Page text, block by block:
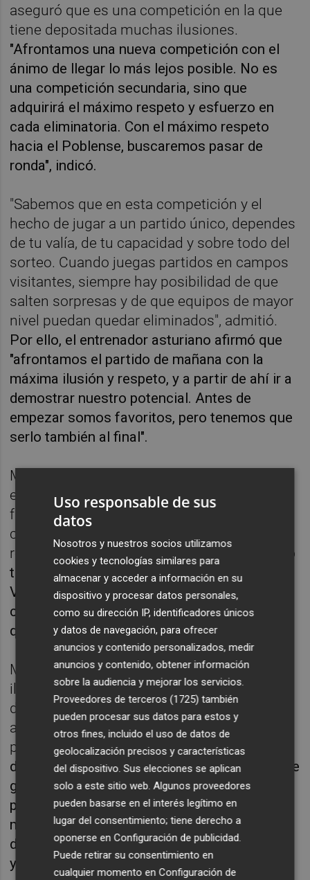
aseguró que es una competición en la que
tiene depositada muchas ilusiones.
"Afrontamos una nueva competición con el
ánimo de llegar lo más lejos posible. No es
una competición secundaria, sino que
adquirirá el máximo respeto y esfuerzo en
cada eliminatoria. Con el máximo respeto
hacia el Poblense, buscaremos pasar de
ronda", indicó.
"Sabemos que en esta competición y el
hecho de jugar a un partido único, dependes
de tu valía, de tu capacidad y sobre todo del
sorteo. Cuando juegas partidos en campos
visitantes, siempre hay posibilidad de que
salten sorpresas y de que equipos de mayor
nivel puedan quedar eliminados", admitió.
Por ello, el entrenador asturiano afirmó que
"afrontamos el partido de mañana con la
máxima ilusión y respeto, y a partir de ahí ir a
demostrar nuestro potencial. Antes de
empezar somos favoritos, pero tenemos que
serlo también al final".
Marcelino adelantó que el equipo titular va a
estar conformado mayoritariamente por
futbolistas de la primera plantilla, ya que
considera que "ese es el primer paso para
respetar al rival".
"La brillantez está bien, pero
tenemos que ser eficaces y pasar de ronda.
Vamos a hacer cambios, porque venimos de
competir tras 72 horas. Pondremos el equipo
que consideremos que va a ganar", recalcó.
Marcelino confesó que le haría mucha
ilusión volver a disputar una final de la Copa
del Rey, aunque advirtió que "hay que ir paso
a paso, llegar a la final y luego ganarla. Es un
partido especial"."He tenido la suerte de
disputar una con público y dos sin público. Me
gustaría jugar otra final con la afición
presente. Ojalá, creo que es en el mes de
mayo, seamos uno de los dos equipos que
disputen la final. Nos queda un trayecto largo
y empezamos mañana con toda la ilusión",
Uso responsable de sus
datos
Nosotros y nuestros socios utilizamos
cookies y tecnologías similares para
almacenar y acceder a información en su
dispositivo y procesar datos personales,
como su dirección IP, identificadores únicos
y datos de navegación, para ofrecer
anuncios y contenido personalizados, medir
anuncios y contenido, obtener información
sobre la audiencia y mejorar los servicios.
Proveedores de terceros (1725) también
pueden procesar sus datos para estos y
otros fines, incluido el uso de datos de
geolocalización precisos y características
del dispositivo. Sus elecciones se aplican
solo a este sitio web. Algunos proveedores
pueden basarse en el interés legítimo en
lugar del consentimiento; tiene derecho a
oponerse enConfiguración de publicidad
Puede retirar su consentimiento en
cualquier momento enConfiguración de